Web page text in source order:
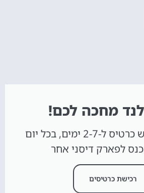
מחכה לכם!
אפשרות לרכוש כרטיס ל-2-7 ימים, בכל יום
לפארק דיסני אחר
רכישת כרטיסים